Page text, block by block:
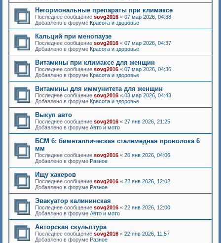
Негормональные препараты при климаксе
Последнее сообщение sovg2016 « 07 мар 2026, 04:38
Добавлено в форуме Красота и здоровье
Кальций при менопаузе
Последнее сообщение sovg2016 « 07 мар 2026, 04:37
Добавлено в форуме Красота и здоровье
Витамины при климаксе для женщин
Последнее сообщение sovg2016 « 07 мар 2026, 04:36
Добавлено в форуме Красота и здоровье
Витамины для иммунитета для женщин
Последнее сообщение sovg2016 « 03 мар 2026, 04:43
Добавлено в форуме Красота и здоровье
Выкуп авто
Последнее сообщение sovg2016 « 27 янв 2026, 21:25
Добавлено в форуме Авто и мото
БСМ 6: биметаллическая сталемедная проволока 6
мм
Последнее сообщение sovg2016 « 26 янв 2026, 04:06
Добавлено в форуме Разное
Ищу хакеров
Последнее сообщение sovg2016 « 22 янв 2026, 12:02
Добавлено в форуме Разное
Эвакуатор калининская
Последнее сообщение sovg2016 « 22 янв 2026, 12:00
Добавлено в форуме Авто и мото
Авторская скульптура
Последнее сообщение sovg2016 « 22 янв 2026, 11:57
Добавлено в форуме Разное